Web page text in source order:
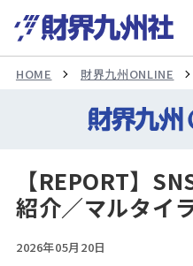
HOME 財界九州ONLINE
【REPORT】
紹介／マルタイ
2026年05月20日